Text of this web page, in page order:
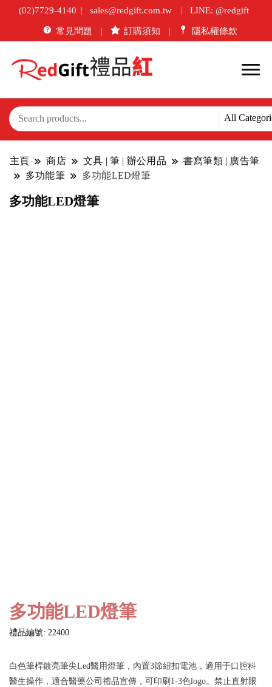
(02)7729-4140 sales@redgift.com.tw LINE: @redgift
常見問題 訂購須知 隱私權條款
主頁 商店 文具 | 筆 | 辦公用品
書寫筆類 | 廣告筆
多功能筆
多功能LED燈筆
多功能LED燈筆
多功能LED燈筆
禮品編號: 22400
白色筆桿鍍亮筆尖Led醫用燈筆，內置3節紐扣電池，適用于口腔科
醫生操作，適合醫藥公司禮品宣傳，可印刷1-3色logo。禁止直射眼